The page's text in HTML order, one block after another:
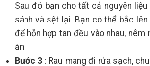
Sau đó bạn cho tất cả nguyên liệu
sánh và sệt lại. Bạn có thể bắc
để hỗn hợp tan đều vào nhau, nêm
ăn.
Bước 3 : Rau mang đi rửa sạch,